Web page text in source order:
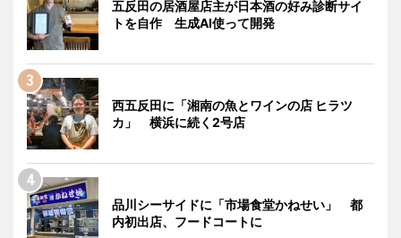
五反田の居酒屋店主が日本酒の好み診断サイ
トを自作 生成AI使って開発
西五反田に「湘南の魚とワインの店 ヒラツ
カ」 横浜に続く2号店
品川シーサイドに「市場食堂かねせい」 都
内初出店、フードコートに